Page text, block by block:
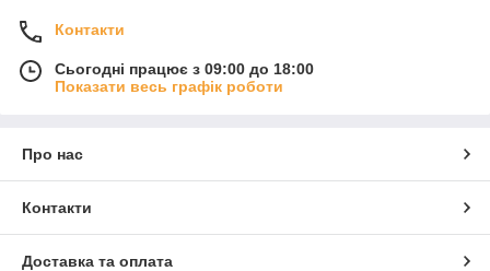
Контакти
Сьогодні працює з 09:00 до 18:00
Показати весь графік роботи
Про нас
Контакти
Доставка та оплата